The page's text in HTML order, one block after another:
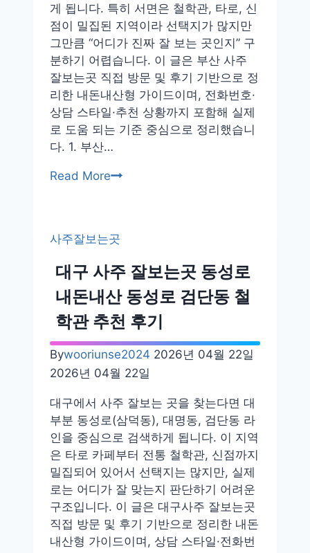
기
예
약
가
격
게 됩니다. 특히 서면은 철학관, 타로, 신
점이 밀집된 지역이라 선택지가 많지만
그만큼 “어디가 진짜 잘 보는 곳인지” 구
분하기 어렵습니다. 이 글은 부산 사주
잘보는곳 직접 방문 및 후기 기반으로 정
리한 내돈내산형 가이드이며, 전화번호·
상담 스타일·추천 상황까지 포함해 실제
로 도움 되는 기준 중심으로 정리했습니
다. 1. 부산…
Read More부
잘
보
는
곳
추
천
철
학
관
서
면
성
불
사
내
돈
내
산
사주잘보는곳
대구 사주 잘보는곳 동성로
내돈내산 동성로 검단동 철
학관 추천 후기
Bywooriunse2024 2026년 04월 22일
2026년 04월 22일
대구에서 사주 잘보는 곳을 찾는다면 대
부분 동성로(삼덕동), 대명동, 검단동 라
인을 중심으로 검색하게 됩니다. 이 지역
은 타로 카페부터 전통 철학관, 신점까지
밀집되어 있어서 선택지는 많지만, 실제
로는 어디가 잘 맞는지 판단하기 어려운
구조입니다. 이 글은 대구사주 잘보는곳
직접 방문 및 후기 기반으로 정리한 내돈
내산형 가이드이며, 상담 스타일·전화번